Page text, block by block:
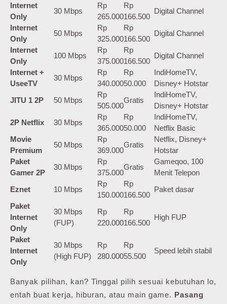
Internet
Only
30 Mbps
Rp
265.000
Rp
166.500
Digital Channel
Internet
Only
50 Mbps
Rp
325.000
Rp
166.500
Digital Channel
Internet
Only
100 Mbps
Rp
375.000
Rp
166.500
Digital Channel
Internet +
UseeTV
30 Mbps
Rp
340.000
Rp
50.000
IndiHomeTV,
Disney+ Hotstar
JITU 1 2P
50 Mbps
Rp
505.000
Gratis
IndiHomeTV,
Disney+ Hotstar
2P Netflix
30 Mbps
Rp
365.000
Rp
50.000
IndiHomeTV,
Netflix Basic
Movie
Premium
50 Mbps
Rp
369.000
Gratis
Netflix, Disney+
Hotstar
Paket
Gamer 2P
30 Mbps
Rp
375.000
Gratis
Gameqoo, 100
Menit Telepon
Eznet
10 Mbps
Rp
150.000
Rp
166.500
Paket dasar
Paket
Internet
Only
30 Mbps
(FUP)
Rp
220.000
Rp
166.500
High FUP
Paket
Internet
Only
30 Mbps
(High FUP)
Rp
280.000
Rp
55.500
Speed lebih stabil
Banyak pilihan, kan? Tinggal pilih sesuai kebutuhan lo,
entah buat kerja, hiburan, atau main game. Pasang